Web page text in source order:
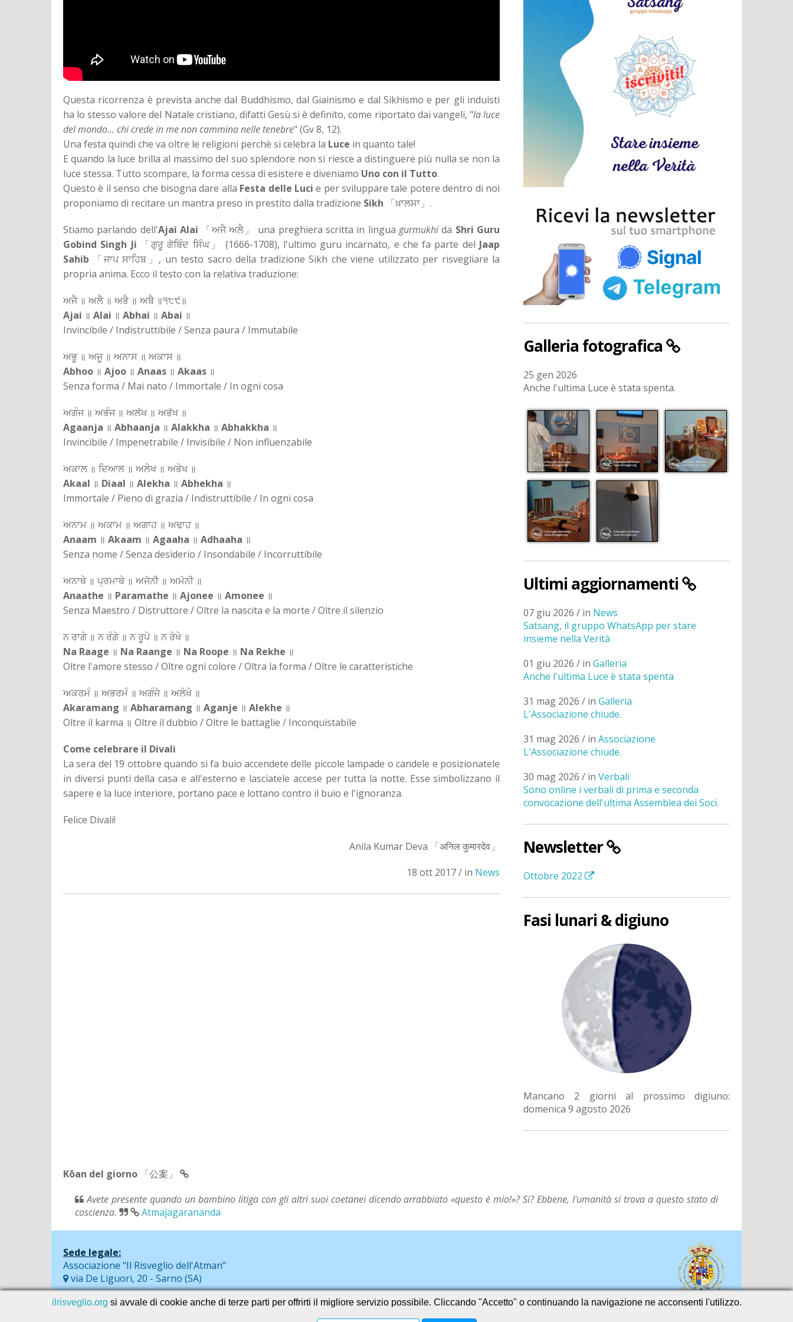
Questa ricorrenza è prevista anche dal Buddhismo, dal Giainismo e dal Sikhismo e per gli induisti
ha lo stesso valore del Natale cristiano, difatti Gesù si è definito, come riportato dai vangeli, "la luce
del mondo... chi crede in me non cammina nelle tenebre" (Gv 8, 12).
Una festa quindi che va oltre le religioni perchè si celebra la Luce in quanto tale!
E quando la luce brilla al massimo del suo splendore non si riesce a distinguere più nulla se non la
luce stessa. Tutto scompare, la forma cessa di esistere e diveniamo Uno con il Tutto.
Questo è il senso che bisogna dare alla Festa delle Luci e per sviluppare tale potere dentro di noi
proponiamo di recitare un mantra preso in prestito dalla tradizione Sikh 「ਖ਼ਾਲਸਾ」.
Stiamo parlando dell'Ajai Alai 「ਅਜੈ ਅਲੈ」 una preghiera scritta in lingua gurmukhida Shri Guru
Gobind Singh Ji 「ਗੁਰੂ ਗੋਬਿੰਦ ਸਿੰਘ」 (1666-1708), l'ultimo guru incarnato, e che fa parte del Jaap
Sahib 「ਜਾਪ ਸਾਹਿਬ」, un testo sacro della tradizione Sikh che viene utilizzato per risvegliare la
propria anima. Ecco il testo con la relativa traduzione:
ਅਜੈ ॥ ਅਲੈ ॥ ਅਭੈ ॥ ਅਬੈ ॥੧੮੯॥
Ajai ॥ Alai ॥ Abhai ॥ Abai ॥
Invincibile / Indistruttibile / Senza paura / Immutabile
ਅਭੂ ॥ ਅਜੂ ॥ ਅਨਾਸ ॥ ਅਕਾਸ ॥
Abhoo ॥ Ajoo ॥ Anaas ॥ Akaas ॥
Senza forma / Mai nato / Immortale / In ogni cosa
ਅਗੰਜ ॥ ਅਭੰਜ ॥ ਅਲੱਖ ॥ ਅਭੱਖ ॥
Agaanja ॥ Abhaanja ॥ Alakkha ॥ Abhakkha ॥
Invincibile / Impenetrabile / Invisibile / Non influenzabile
ਅਕਾਲ ॥ ਦਿਆਲ ॥ ਅਲੇਖ ॥ ਅਭੇਖ ॥
Akaal ॥ Diaal ॥ Alekha ॥ Abhekha ॥
Immortale / Pieno di grazia / Indistruttibile / In ogni cosa
ਅਨਾਮ ॥ ਅਕਾਮ ॥ ਅਗਾਹ ॥ ਅਢਾਹ ॥
Anaam ॥ Akaam ॥ Agaaha ॥ Adhaaha ॥
Senza nome / Senza desiderio / Insondabile / Incorruttibile
ਅਨਾਥੇ ॥ ਪ੍ਰਮਾਥੇ ॥ ਅਜੋਨੀ ॥ ਅਮੋਨੀ ॥
Anaathe ॥ Paramathe ॥ Ajonee ॥ Amonee ॥
Senza Maestro / Distruttore / Oltre la nascita e la morte / Oltre il silenzio
ਨ ਰਾਗੇ ॥ ਨ ਰੰਗੇ ॥ ਨ ਰੂਪੇ ॥ ਨ ਰੇਖੇ ॥
Na Raage ॥ Na Raange ॥ Na Roope ॥ Na Rekhe ॥
Oltre l'amore stesso / Oltre ogni colore / Oltra la forma / Oltre le caratteristiche
ਅਕਰਮੰ ॥ ਅਭਰਮੰ ॥ ਅਗੰਜੇ ॥ ਅਲੇਖੇ ॥
Akaramang ॥ Abharamang ॥ Aganje ॥ Alekhe ॥
Oltre il karma ॥ Oltre il dubbio / Oltre le battaglie / Inconquistabile
Come celebrare il Divali
La sera del 19 ottobre quando si fa buio accendete delle piccole lampade o candele e posizionatele
in diversi punti della casa e all'esterno e lasciatele accese per tutta la notte. Esse simbolizzano il
sapere e la luce interiore, portano pace e lottano contro il buio e l'ignoranza.
Felice Divali!
Anila Kumar Deva 「अनिल कुमारदेव」
18 ott 2017 / in News
Galleria fotografica
25 gen 2026
Anche l'ultima Luce è stata spenta.
Ultimi aggiornamenti
07 giu 2026 / in News
Satsang, il gruppo WhatsApp per stare
insieme nella Verità
01 giu 2026 / in Galleria
Anche l'ultima Luce è stata spenta
31 mag 2026 / in Galleria
L'Associazione chiude.
31 mag 2026 / in Associazione
L'Associazione chiude.
30 mag 2026 / in Verbali
Sono online i verbali di prima e seconda
convocazione dell'ultima Assemblea dei Soci.
Newsletter
Ottobre 2022
Fasi lunari & digiuno
Mancano 2 giorni al prossimo digiuno:
domenica 9 agosto 2026
Kōan del giorno 「公案」
Avete presente quando un bambino litiga con gli altri suoi coetanei dicendo arrabbiato «questo è mio!»? Sì? Ebbene, l'umanità si trova a questo stato di
coscienza.
Atmajagarananda
Sede legale:
Associazione "Il Risveglio dell'Atman"
via De Liguori, 20 - Sarno (SA)
ilrisveglio.org si avvale di cookie anche di terze parti per offrirti il migliore servizio possibile. Cliccando "Accetto" o continuando la navigazione ne acconsenti l'utilizzo.